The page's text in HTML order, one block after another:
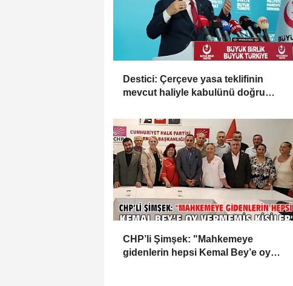
Destici: Çerçeve yasa teklifinin
mevcut haliyle kabulünü doğru
CHP’li Şimşek: "Mahkemeye
gidenlerin hepsi Kemal Bey’e oy